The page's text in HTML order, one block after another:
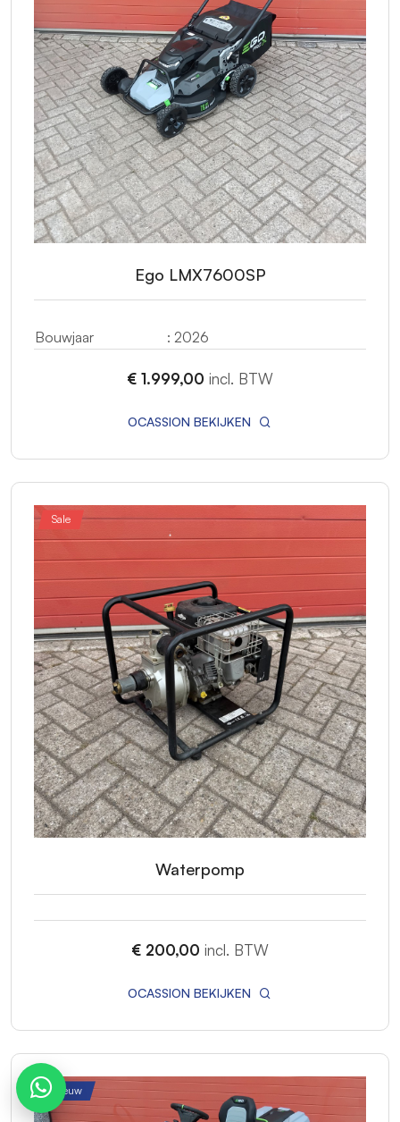
Ego LMX7600SP
Bouwjaar : 2026
€ 1.999,00 incl. BTW
OCASSION BEKIJKEN
Sale
Waterpomp
€ 200,00 incl. BTW
OCASSION BEKIJKEN
Nieuw